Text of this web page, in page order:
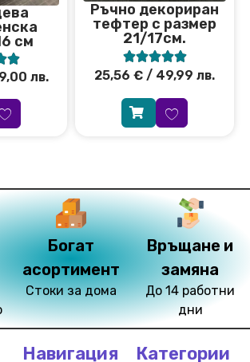
см

лв.
Ръчно декориран
тефтер с размер
21/17см.

25,56 € / 49,99 лв.
Богат
асортимент
Стоки за дома
Връщане и
замяна
До 14 работни
дни
Навигация Категории